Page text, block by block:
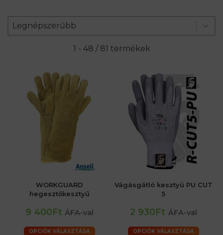
Zoradenie produktov
Sort content
Legnépszerűbb
Sort content
1 - 48 / 81 termékek
WORKGUARD
hegesztőkesztyű
9 400Ft ÁFA-val
OPCIÓK VÁLASZTÁSA
Vágásgátló kesztyű PU CUT
5
2 930Ft ÁFA-val
OPCIÓK VÁLASZTÁSA